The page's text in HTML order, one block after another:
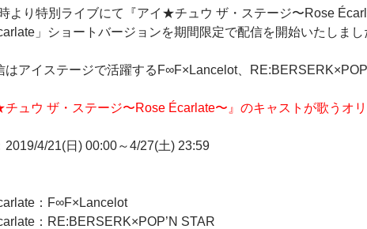
より特別ライブにて『アイ★チュウ ザ・ステージ〜Rose
」ショートバージョンを期間限定で配信を開始いたしまし
はアイステージで活躍するF∞F×Lancelot、
ュウ ザ・ステージ〜Rose Écarlate〜』のキャストが歌うオリ
2019/4/21(日) 00:00～4/27(土) 23:59
：F∞F×Lancelot
：RE:BERSERK×POP’N STAR